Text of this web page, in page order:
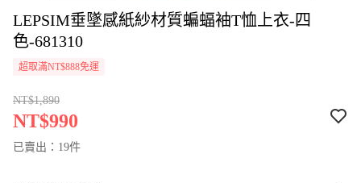
LEPSIM垂墜感紙紗材質蝙蝠袖T恤上衣-四
色-681310
超取滿NT$888免運
NT$1,890
NT$990
已賣出：19件